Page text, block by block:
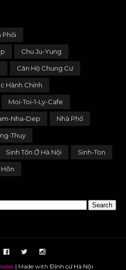
Phổi
Chu Ju-Yung
Căn Hộ Chung Cư
Hành Chính
Moi-Toi-1-Ly-Cafe
Nha-Dep Nhà Phố
Thuy
Sinh Tồn Ở Hà Nội Sinh-Ton
| Made with Định cư Hà Nội